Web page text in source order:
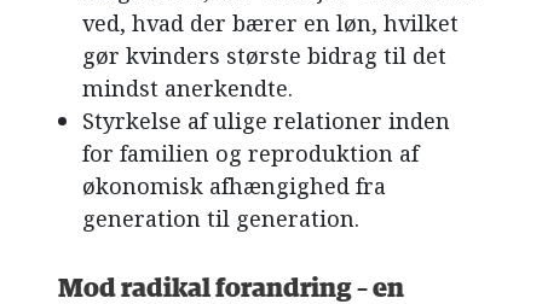
ved, hvad der bærer en løn, hvilket
gør kvinders største bidrag til det
mindst anerkendte.
Styrkelse af ulige relationer inden
for familien og reproduktion af
økonomisk afhængighed fra
generation til generation.
Mod radikal forandring – en